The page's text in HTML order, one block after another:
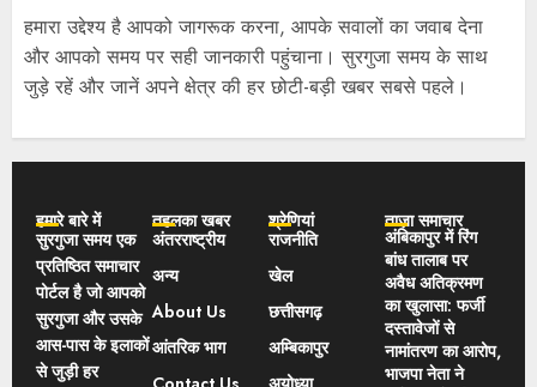
हमारा उद्देश्य है आपको जागरूक करना, आपके सवालों का जवाब देना
और आपको समय पर सही जानकारी पहुंचाना। सुरगुजा समय के साथ
जुड़े रहें और जानें अपने क्षेत्र की हर छोटी-बड़ी खबर सबसे पहले।
हमारे बारे में
सुरगुजा समय एक
प्रतिष्ठित समाचार
पोर्टल है जो आपको
सुरगुजा और उसके
आस-पास के इलाकों
से जुड़ी हर
तहलका खबर
अंतरराष्ट्रीय
अन्य
About Us
आंतरिक भाग
श्रेणियां
राजनीति
खेल
छत्तीसगढ़
अम्बिकापुर
ताज़ा समाचार
अंबिकापुर में रिंग
बांध तालाब पर
अवैध अतिक्रमण
का खुलासा: फर्जी
दस्तावेजों से
नामांतरण का आरोप,
भाजपा नेता ने